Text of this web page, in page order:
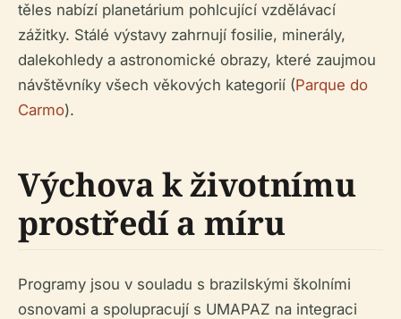
těles nabízí planetárium pohlcující vzdělávací
zážitky. Stálé výstavy zahrnují fosilie, minerály,
dalekohledy a astronomické obrazy, které zaujmou
návštěvníky všech věkových kategorií (Parque do
Carmo).
Výchova k životnímu
prostředí a míru
Programy jsou v souladu s brazilskými školními
osnovami a spolupracují s UMAPAZ na integraci